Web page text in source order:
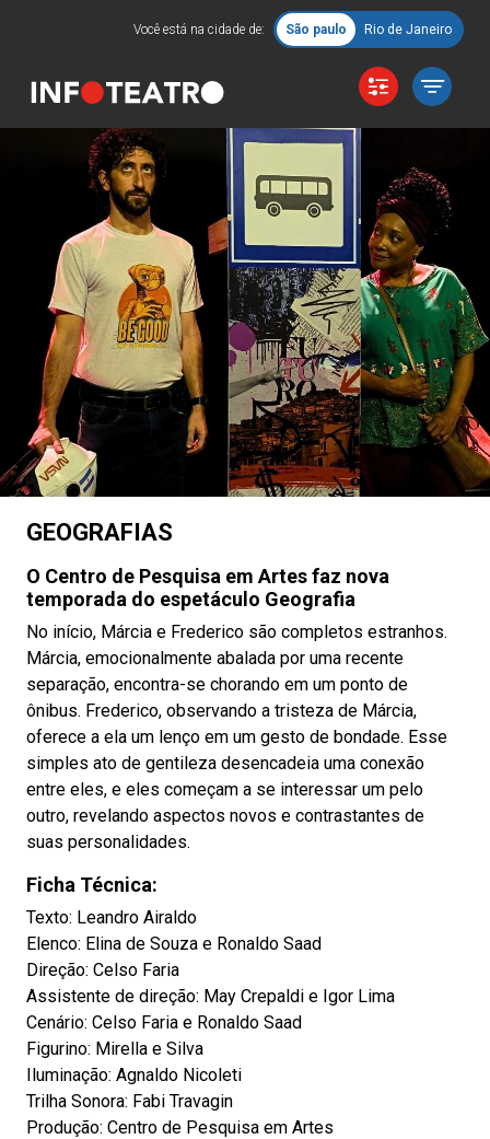
Você está na cidade de: São paulo Rio de Janeiro
GEOGRAFIAS
O Centro de Pesquisa em Artes faz nova
temporada do espetáculo Geografia
No início, Márcia e Frederico são completos estranhos.
Márcia, emocionalmente abalada por uma recente
separação, encontra-se chorando em um ponto de
ônibus. Frederico, observando a tristeza de Márcia,
oferece a ela um lenço em um gesto de bondade. Esse
simples ato de gentileza desencadeia uma conexão
entre eles, e eles começam a se interessar um pelo
outro, revelando aspectos novos e contrastantes de
suas personalidades.
Ficha Técnica:
Texto: Leandro Airaldo
Elenco: Elina de Souza e Ronaldo Saad
Direção: Celso Faria
Assistente de direção: May Crepaldi e Igor Lima
Cenário: Celso Faria e Ronaldo Saad
Figurino: Mirella e Silva
Iluminação: Agnaldo Nicoleti
Trilha Sonora: Fabi Travagin
Produção: Centro de Pesquisa em Artes